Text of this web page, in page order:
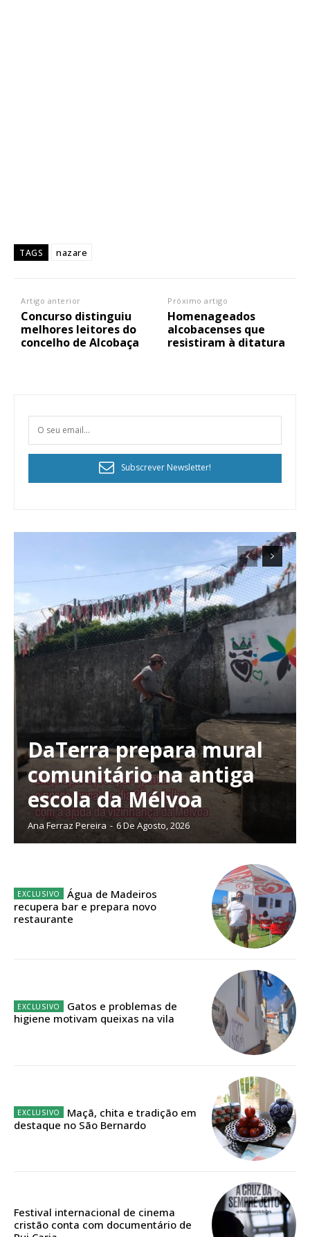
Planos de Assinatura
Faça-se assinante do Região de Cister e ajude-nos a manter este serviço
Sendo assinante terá acesso a todos os conteúdos exclusivos e versões
Escolha o plano de assinatura desejado:
32€
Edição em papel entregue à Quinta-feira em sua
casa
TAGS nazare
Artigo anterior
Concurso distinguiu
melhores leitores do
concelho de Alcobaça
Próximo artigo
Homenageados
alcobacenses que
resistiram à ditatura
Subscrever Newsletter!
DaTerra prepara mural
comunitário na antiga
escola da Mélvoa
Ana Ferraz Pereira - 6 De Agosto, 2026
Água de Madeiros
recupera bar e prepara novo
restaurante
Gatos e problemas de
higiene motivam queixas na vila
Maçã, chita e tradição em
destaque no São Bernardo
Festival internacional de cinema
cristão conta com documentário de